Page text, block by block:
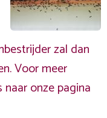
zal dan
Voor meer
onze pagina